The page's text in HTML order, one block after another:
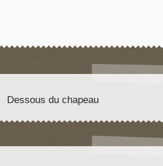
Dessous du chapeau